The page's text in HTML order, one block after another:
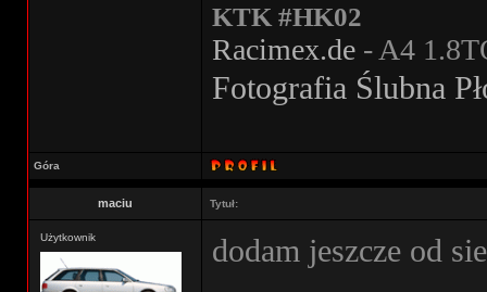
KTK #HK02
Racimex.de - A4
Fotografia Ślubna
Góra
maciu Tytuł:
Użytkownik dodam jeszcze od